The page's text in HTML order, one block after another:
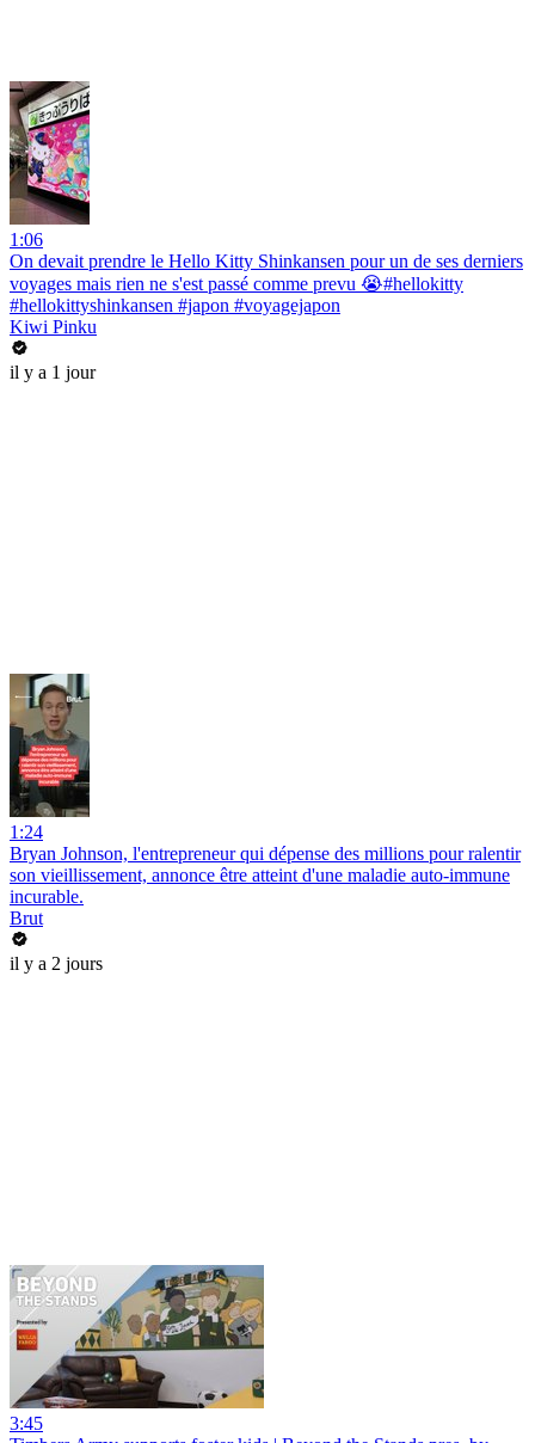
1:06
On devait prendre le Hello Kitty Shinkansen pour un de ses derniers
voyages mais rien ne s'est passé comme prevu 😭#hellokitty
#hellokittyshinkansen #japon #voyagejapon
Kiwi Pinku
il y a 1 jour
1:24
Bryan Johnson, l'entrepreneur qui dépense des millions pour ralentir
son vieillissement, annonce être atteint d'une maladie auto-immune
incurable.
Brut
il y a 2 jours
3:45